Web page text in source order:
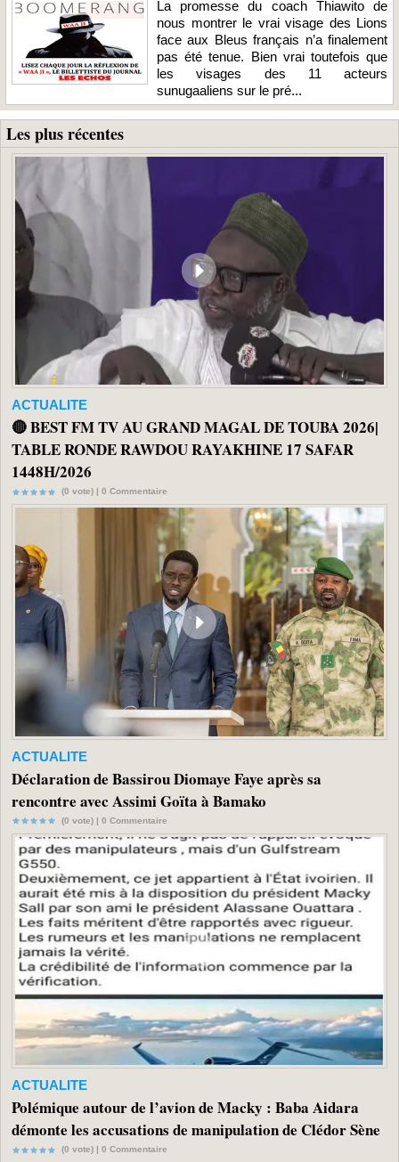
La promesse du coach Thiawito de
nous montrer le vrai visage des Lions
face aux Bleus français n’a finalement
pas été tenue. Bien vrai toutefois que
les visages des 11 acteurs
sunugaaliens sur le pré...
Les plus récentes
ACTUALITE
🔴 BEST FM TV AU GRAND MAGAL DE TOUBA 2026|
TABLE RONDE RAWDOU RAYAKHINE 17 SAFAR
1448H/2026
(0 vote) | 0 Commentaire
ACTUALITE
Déclaration de Bassirou Diomaye Faye après sa
rencontre avec Assimi Goïta à Bamako
(0 vote) | 0 Commentaire
ACTUALITE
Polémique autour de l’avion de Macky : Baba Aidara
démonte les accusations de manipulation de Clédor Sène
(0 vote) | 0 Commentaire